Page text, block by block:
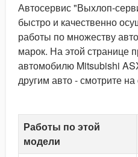
Автосервис "Выхлоп-
быстро и качественно
работы по множеству
марок. На этой странице
автомобилю Mitsubishi
другим авто - смотрите
Работы по этой
модели